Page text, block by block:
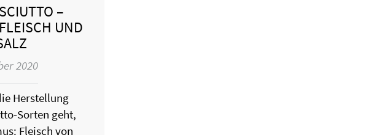
–
UND
2020
Herstellung
Sorten geht,
Fleisch von